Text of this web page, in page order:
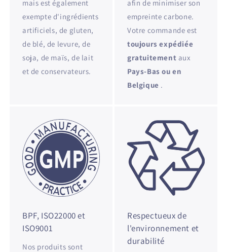
mais est également
exempte d'ingrédients
artificiels, de gluten,
de blé, de levure, de
soja, de maïs, de lait
et de conservateurs.
afin de minimiser son
empreinte carbone.
Votre commande est
toujours expédiée
gratuitement aux
Pays-Bas ou en
Belgique .
BPF, ISO22000 et
ISO9001
Nos produits sont
Respectueux de
l'environnement et
durabilité